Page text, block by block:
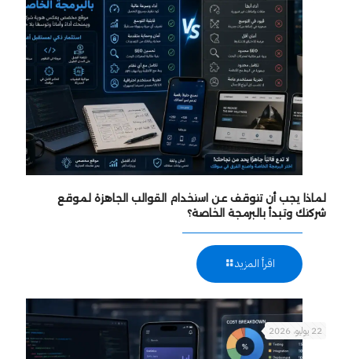
لماذا يجب أن تتوقف عن استخدام القوالب الجاهزة لموقع
شركتك وتبدأ بالبرمجة الخاصة؟
اقرأ المزيد
22 يوليو، 2026